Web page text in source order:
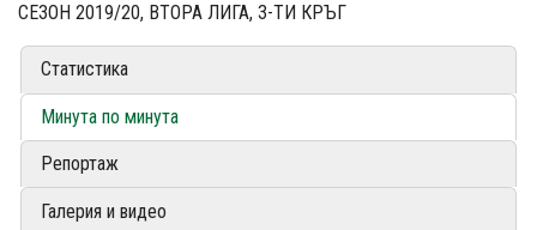
СЕЗОН 2019/20, ВТОРА ЛИГА, 3-ТИ КРЪГ
Статистика
Минута по минута
Репортаж
Галерия и видео